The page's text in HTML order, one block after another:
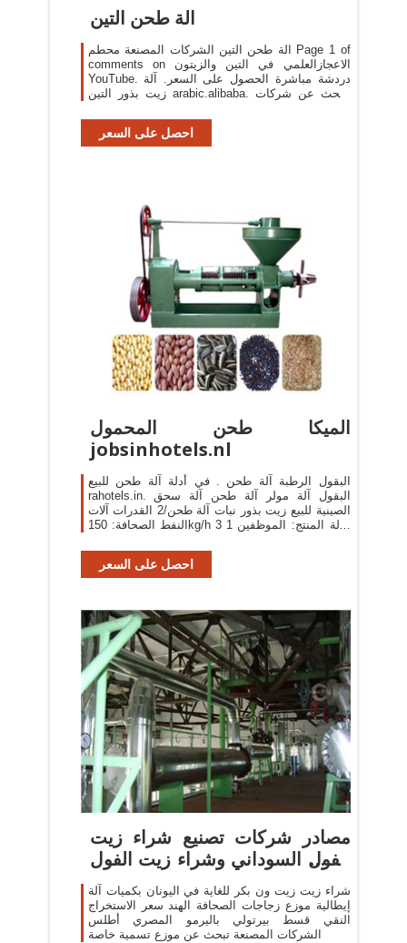
الة طحن التين
الة طحن التين الشركات المصنعة محطم Page 1 of
comments on الاعجازالعلمي في التين والزيتون
YouTube. دردشة مباشرة الحصول على السعر. آلة
زيت بذور التين arabic.alibaba. البحث عن شركات
بذور
احصل على السعر
الميكا طحن المحمول
jobsinhotels.nl
البقول الرطبة آلة طحن . في أدلة آلة طحن للبيع
rahotels.in. البقول آلة مولر آلة طحن آلة سحق
الصينية للبيع زيت بذور نبات آلة طحن/2 القدرات آلات
النفط الصحافة: 150kg/h 3 حالة المنتج: الموظفين 1
احصل على السعر
مصادر شركات تصنيع شراء زيت
الفول السوداني وشراء زيت الفول
السوداني في
شراء زيت زيت ون بكر للغاية في اليونان بكميات آلة
إيطالية موزع زجاجات الصحافة الهند سعر الاستخراج
النقي قسط بيرتولي باليرمو المصري أطلس
الشركات المصنعة تبحث عن موزع تسمية خاصة